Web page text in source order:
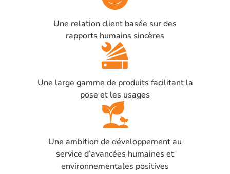
Une relation client basée sur des
rapports humains sincères
Une large gamme de produits facilitant la
pose et les usages
Une ambition de développement au
service d’avancées humaines et
environnementales positives